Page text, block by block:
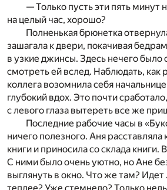
— Только пусть эти пять минут
на целый час, хорошо?
Полненькая брюнетка
зашагала к двери, покачивая
в узкие джинсы. Здесь нечего было
смотреть ей вслед. Наблюдать, как
коллега возомнила себя
глубокий вдох. Это почти
с левого глаза вытереть все же
Последние рабочие часы в
ничего полезного. Аня расставляла
книги и приносила со склада книги.
С ними было очень уютно, но Ане
выглянуть в окно. Что же там? Идет
теплее? Уже стемнело? Только